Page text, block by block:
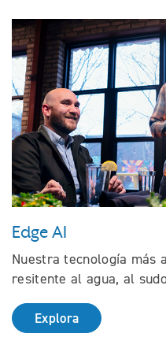
Edge AI
Nuestra tecnología más
resitente al agua, al
Explora